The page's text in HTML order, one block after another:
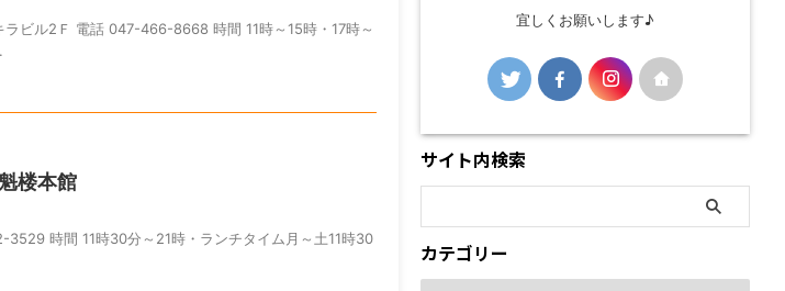
ビル2Ｆ 電話 047-466-8668 時間 11時～15時・17時～
楼本館
時間 11時30分～21時・ランチタイム月～土11時30
宜しくお願いします♪
サイト内検索
カテゴリー